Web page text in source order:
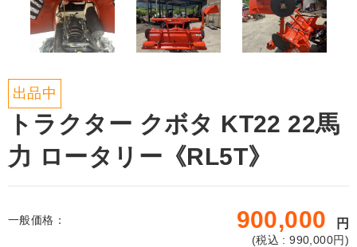
出品中
トラクター クボタ KT22 22馬
力 ロータリー《RL5T》
一般価格： 900,000 円
(税込 : 990,000円)